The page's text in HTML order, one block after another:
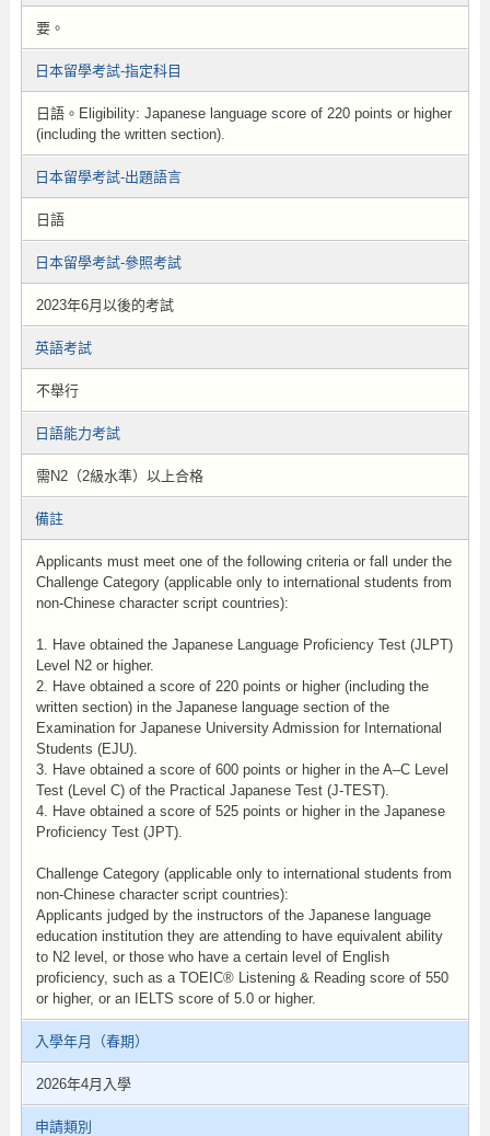
要。
日本留學考試-指定科目
日語。Eligibility: Japanese language score of 220 points or higher
(including the written section).
日本留學考試-出題語言
日語
日本留學考試-參照考試
2023年6月以後的考試
英語考試
不舉行
日語能力考試
需N2（2級水準）以上合格
備註
Applicants must meet one of the following criteria or fall under the
Challenge Category (applicable only to international students from
non-Chinese character script countries):
1. Have obtained the Japanese Language Proficiency Test (JLPT)
Level N2 or higher.
2. Have obtained a score of 220 points or higher (including the
written section) in the Japanese language section of the
Examination for Japanese University Admission for International
Students (EJU).
3. Have obtained a score of 600 points or higher in the A–C Level
Test (Level C) of the Practical Japanese Test (J-TEST).
4. Have obtained a score of 525 points or higher in the Japanese
Proficiency Test (JPT).
Challenge Category (applicable only to international students from
non-Chinese character script countries):
Applicants judged by the instructors of the Japanese language
education institution they are attending to have equivalent ability
to N2 level, or those who have a certain level of English
proficiency, such as a TOEIC® Listening & Reading score of 550
or higher, or an IELTS score of 5.0 or higher.
入學年月（春期）
2026年4月入學
申請類別